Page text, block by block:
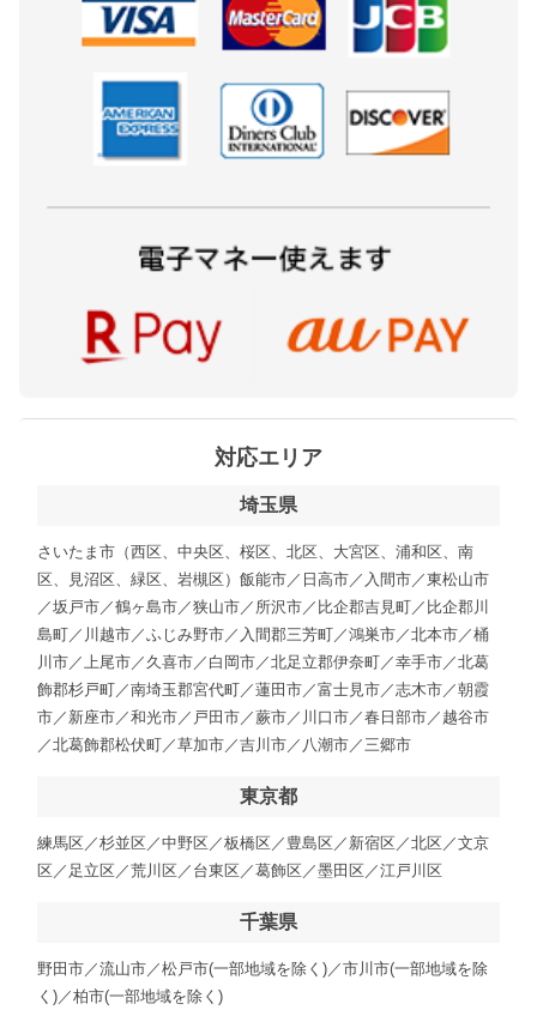
対応エリア
埼玉県
さいたま市（西区、中央区、桜区、北区、大宮区、浦和区、南
区、見沼区、緑区、岩槻区）飯能市／日高市／入間市／東松山市
／坂戸市／鶴ヶ島市／狭山市／所沢市／比企郡吉見町／比企郡川
島町／川越市／ふじみ野市／入間郡三芳町／鴻巣市／北本市／桶
川市／上尾市／久喜市／白岡市／北足立郡伊奈町／幸手市／北葛
飾郡杉戸町／南埼玉郡宮代町／蓮田市／富士見市／志木市／朝霞
市／新座市／和光市／戸田市／蕨市／川口市／春日部市／越谷市
／北葛飾郡松伏町／草加市／吉川市／八潮市／三郷市
東京都
練馬区／杉並区／中野区／板橋区／豊島区／新宿区／北区／文京
区／足立区／荒川区／台東区／葛飾区／墨田区／江戸川区
千葉県
野田市／流山市／松戸市(一部地域を除く)／市川市(一部地域を除
く)／柏市(一部地域を除く)